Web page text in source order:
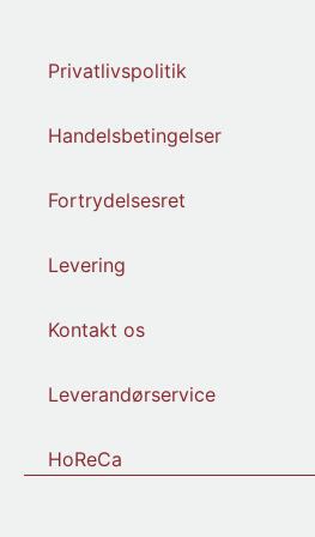
Privatlivspolitik
Handelsbetingelser
Fortrydelsesret
Levering
Kontakt os
Leverandørservice
HoReCa